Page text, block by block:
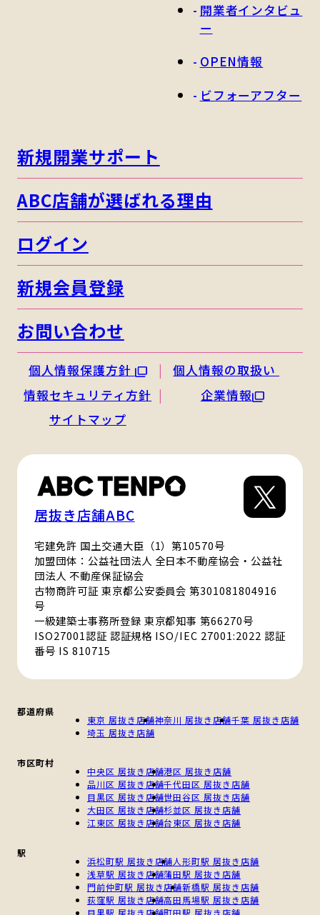
開業者インタビュ
ー
OPEN情報
ビフォーアフター
新規開業サポート
ABC店舗が選ばれる理由
ログイン
新規会員登録
お問い合わせ
個人情報保護方針
個人情報の取扱い
情報セキュリティ方針
企業情報
サイトマップ
居抜き店舗ABC
宅建免許 国土交通大臣（1）第10570号
加盟団体：公益社団法人 全日本不動産協会・公益社
団法人 不動産保証協会
古物商許可証 東京都公安委員会 第301081804916
号
一級建築士事務所登録 東京都知事 第66270号
ISO27001認証 認証規格 ISO/IEC 27001:2022 認証
番号 IS 810715
都道府県
東京 居抜き店舗神奈川 居抜き店舗千葉 居抜き店舗
埼玉 居抜き店舗
市区町村
中央区 居抜き店舗港区 居抜き店舗
品川区 居抜き店舗千代田区 居抜き店舗
目黒区 居抜き店舗世田谷区 居抜き店舗
大田区 居抜き店舗杉並区 居抜き店舗
江東区 居抜き店舗台東区 居抜き店舗
駅
浜松町駅 居抜き店舗人形町駅 居抜き店舗
浅草駅 居抜き店舗蒲田駅 居抜き店舗
門前仲町駅 居抜き店舗新橋駅 居抜き店舗
荻窪駅 居抜き店舗高田馬場駅 居抜き店舗